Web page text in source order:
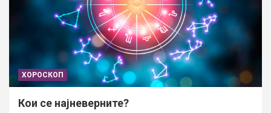
ХОРОСКОП
Кои се најневерните?